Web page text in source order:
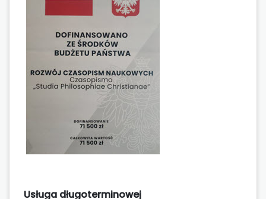
Usługa długoterminowej